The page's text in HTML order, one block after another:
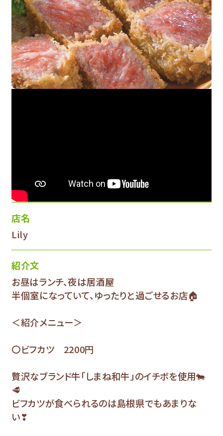
店名
Lily
紹介文
お昼はランチ、夜は居酒屋
半個室になっていて、ゆったりと過ごせるお店🏠
＜紹介メニュー＞
〇ビフカツ 2200円
贅沢なブランド牛「しまね和牛」のイチボを使用🐄
🥩
ビフカツが食べられるのは島根県でもあまりな
い❣